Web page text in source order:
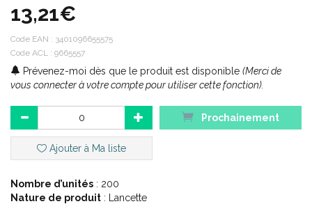
Indications :
Prélèvement sanguin pour l' autocontrôle de la glycémie, sur
site alternatif (avant bras, bout de doigt, paume de la main).
13,21€
Code EAN : 3401096655575
Code ACL : 9665557
Prévenez-moi dès que le produit est disponible (Merci de
vous connecter à votre compte pour utiliser cette fonction).
Prochainement
Ajouter à Ma liste
Nombre d’unités : 200
Nature de produit : Lancette